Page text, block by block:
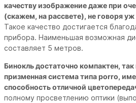
качеству изображение даже при
(скажем, на рассвете), не говоря
Такое качество достигается
прибора. Наименьшая возможная
составляет 5 метров.
Бинокль достаточно компактен,
призменная система типа porro,
способность отличной
полному просветлению оптики